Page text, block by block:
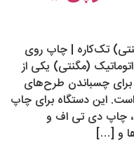
تک‌کاره | چاپ روی
(مگنتی) یکی از
چسباندن طرح‌های
این دستگاه برای چاپ
چاپ دی تی اف و
و […]